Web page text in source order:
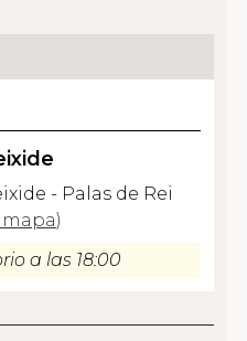
- Palas de Rei
)
a las 18:00